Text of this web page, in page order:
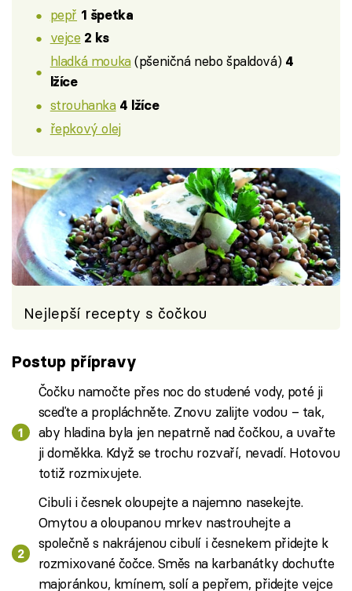
pepř 1 špetka
vejce 2 ks
hladká mouka(pšeničná nebo špaldová) 4
lžíce
strouhanka 4 lžíce
řepkový olej
Nejlepší recepty s čočkou
Postup přípravy
Čočku namočte přes noc do studené vody, poté ji
sceďte a propláchněte. Znovu zalijte vodou – tak,
aby hladina byla jen nepatrně nad čočkou, a uvařte
ji doměkka. Když se trochu rozvaří, nevadí. Hotovou
totiž rozmixujete.
Cibuli i česnek oloupejte a najemno nasekejte.
Omytou a oloupanou mrkev nastrouhejte a
společně s nakrájenou cibulí i česnekem přidejte k
rozmixované čočce. Směs na karbanátky dochuťte
majoránkou, kmínem, solí a pepřem, přidejte vejce